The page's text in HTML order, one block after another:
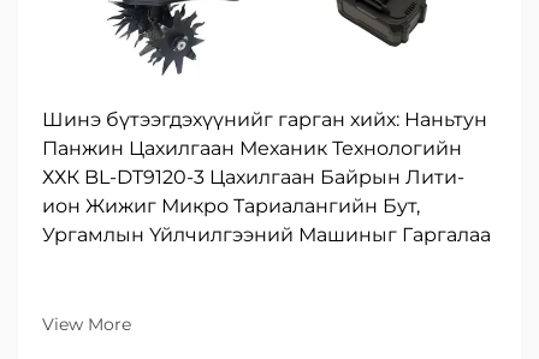
Шинэ бүтээгдэхүүнийг гарган хийх: Наньтун
Панжин Цахилгаан Механик Технологийн
ХХК BL-DT9120-3 Цахилгаан Байрын Лити-
ион Жижиг Микро Тариалангийн Бут,
Ургамлын Үйлчилгээний Машиныг Гаргалаа
View More